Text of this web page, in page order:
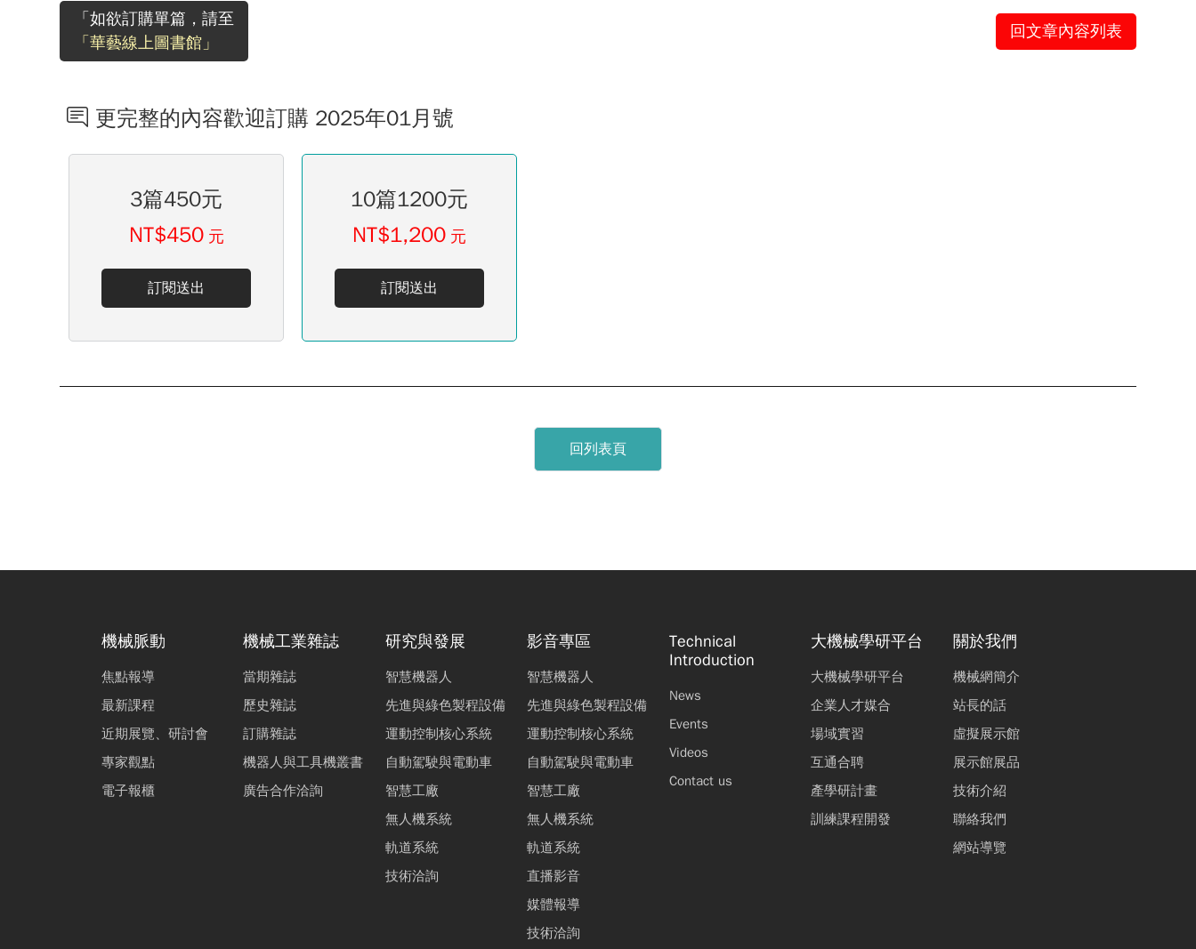
「如欲訂購單篇，請至
「華藝線上圖書館」
回文章內容列表
更完整的內容歡迎訂購 2025年01月號
3篇450元
NT$450 元
訂閱送出
10篇1200元
NT$1,200 元
訂閱送出
回列表頁
機械脈動
焦點報導
最新課程
近期展覽、研討會
專家觀點
電子報櫃
機械工業雜誌
當期雜誌
歷史雜誌
訂購雜誌
機器人與工具機叢書
廣告合作洽詢
研究與發展
智慧機器人
先進與綠色製程設備
運動控制核心系統
自動駕駛與電動車
智慧工廠
無人機系統
軌道系統
技術洽詢
影音專區
智慧機器人
先進與綠色製程設備
運動控制核心系統
自動駕駛與電動車
智慧工廠
無人機系統
軌道系統
直播影音
媒體報導
技術洽詢
Technical
Introduction
News
Events
Videos
Contact us
大機械學研平台
大機械學研平台
企業人才媒合
場域實習
互通合聘
產學研計畫
訓練課程開發
關於我們
機械網簡介
站長的話
虛擬展示館
展示館展品
技術介紹
聯絡我們
網站導覽